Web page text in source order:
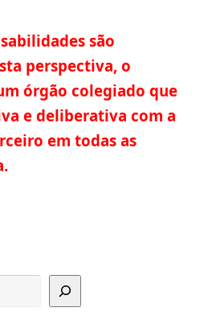
são
perspectiva, o
órgão colegiado que
e deliberativa com a
em todas as